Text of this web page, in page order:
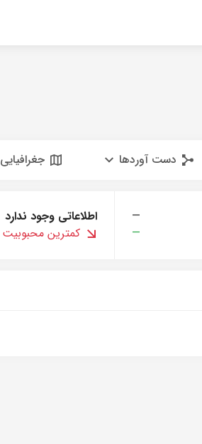
دست آوردها جغرافیایی
—
—
اطلاعاتی وجود ندارد
کمترین محبوبیت